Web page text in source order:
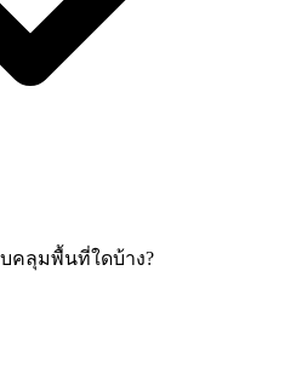
คลุมพื้นที่ใดบ้าง?